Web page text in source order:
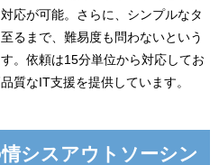
応が可能。さらに、シンプルなタ
るまで、難易度も問わないという
。依頼は15分単位から対応してお
質なIT支援を提供しています。
シスアウトソーシン